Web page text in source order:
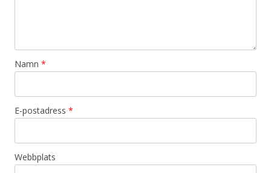
Namn *
E-postadress *
Webbplats